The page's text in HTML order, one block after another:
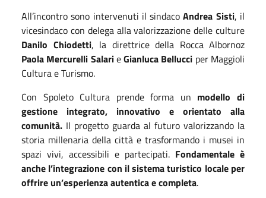
All’incontro sono intervenuti il sindaco Andrea Sisti, il
vicesindaco con delega alla valorizzazione delle culture
Danilo Chiodetti, la direttrice della Rocca Albornoz
Paola Mercurelli SalarieGianluca Bellucci per Maggioli
Cultura e Turismo.
Con Spoleto Cultura prende forma un modello di
gestione integrato, innovativo e orientato alla
comunità. Il progetto guarda al futuro valorizzando la
storia millenaria della città e trasformando i musei in
spazi vivi, accessibili e partecipati. Fondamentale è
anche l’integrazione con il sistema turistico locale per
offrire un’esperienza autentica e completa.